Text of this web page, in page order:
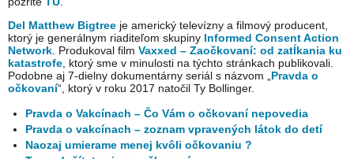
Del Matthew Bigtree je americký televízny a filmový producent,
ktorý je generálnym riaditeľom skupiny Informed Consent Action
Network . Produkoval film Vaxxed – Zaočkovaní: od zatĺkania ku
katastrofe , ktorý sme v minulosti na týchto stránkach publikovali.
Podobne aj 7-dielny dokumentárny seriál s názvom „ Pravda o
očkovaní“, ktorý v roku 2017 natočil Ty Bollinger.
Pravda o Vakcínach – Čo Vám o očkovaní nepovedia
Pravda o vakcínach – zoznam vpravených látok do detí
Naozaj umierame menej kvôli očkovaniu ?